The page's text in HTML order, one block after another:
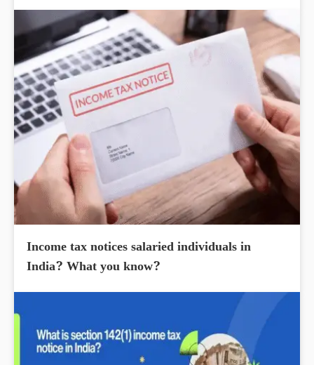
Income tax notices salaried individuals in
India? What you know?